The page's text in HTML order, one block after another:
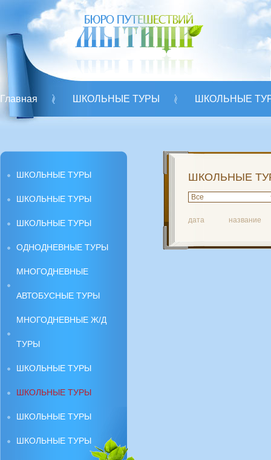
Главная ШКОЛЬНЫЕ ТУРЫ ШКОЛЬНЫЕ
ШКОЛЬНЫЕ
дата название
ШКОЛЬНЫЕ ТУРЫ
ШКОЛЬНЫЕ ТУРЫ
ШКОЛЬНЫЕ ТУРЫ
ОДНОДНЕВНЫЕ ТУРЫ
МНОГОДНЕВНЫЕ
АВТОБУСНЫЕ ТУРЫ
МНОГОДНЕВНЫЕ Ж/Д
ТУРЫ
ШКОЛЬНЫЕ ТУРЫ
ШКОЛЬНЫЕ ТУРЫ
ШКОЛЬНЫЕ ТУРЫ
ШКОЛЬНЫЕ ТУРЫ